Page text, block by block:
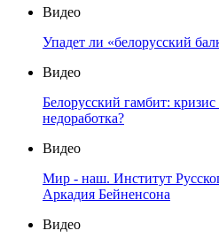
Видео
Упадет ли «белорусский
Видео
Белорусский гамбит:
недоработка?
Видео
Мир - наш. Институт
Аркадия Бейненсона
Видео